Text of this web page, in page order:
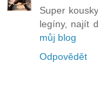
Super
legíny, najít
můj blog
Odpovědět